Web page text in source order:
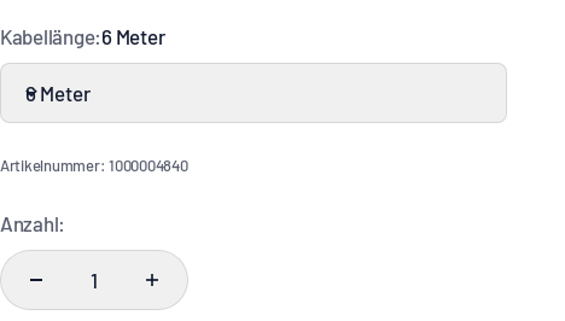
Kabellänge:6 Meter
6 Meter
Artikelnummer: 1000004840
Anzahl: